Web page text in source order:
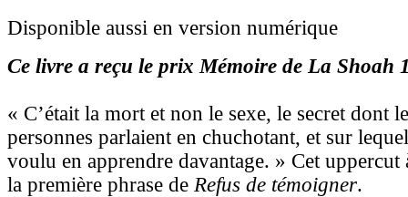
Disponible aussi en version numérique
Ce livre a reçu le prix Mémoire de La Shoah
« C’était la mort et non le sexe, le secret dont
personnes parlaient en chuchotant, et sur
voulu en apprendre davantage. » Cet uppercut
la première phrase de Refus de témoigner.